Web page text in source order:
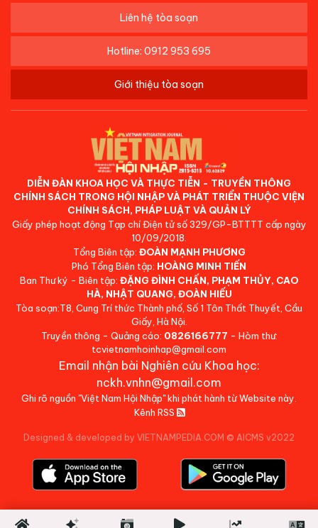
Liên hệ tòa soạn
Hotline: 0912 953 695
Giới thiệu tòa soạn
DIỄN ĐÀN KHOA HỌC VÀ THỰC TIỄN - TRUYỀN THÔNG
CHÍNH SÁCH TRONG HỘI NHẬP VÀ PHÁT TRIỂN THUỘC VIỆN
CHÍNH SÁCH, PHÁP LUẬT VÀ QUẢN LÝ
Giấy phép hoạt động Tạp chí Điện tử số 329/GP-BTTTT cấp ngày
10/09/2018.
Tổng Biên tập: ĐOÀN MẠNH PHƯƠNG
Phó Tổng Biên tập: HOÀNG MINH TIẾN
Ban Thư ký - Biên tập: ĐẶNG ĐÌNH CHẤN, PHẠM THỦY, CAO
HÀ, NHẬT QUANG, ĐOÀN HIẾU
Tòa soạn:T8, Cung Trí thức Thành phố, Số 1 Tôn Thất Thuyết, Cầu
Giấy, Hà Nội.
Truyền thông - Quảng cáo: 0826166777 - Hòm thư:
tcvietnamhoinhap@gmail.com
Email nhận bài Nghiên cứu Khoa học:
nckh.vnhn@gmail.com
Ghi rõ nguồn "Việt Nam Hội Nhập" khi phát hành từ Website này.
Kênh RSS
Designed & developed by VIETNAMPEDIA.COM © AICMS v2022